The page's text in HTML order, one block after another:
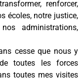
renforcer,
écoles, notre justice,
administrations,
cesse que nous y
toutes les forces
toutes mes visites